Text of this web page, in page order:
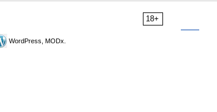
18+
WordPress, MODx.